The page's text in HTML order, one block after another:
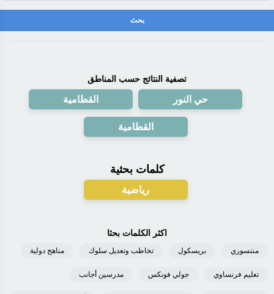
تصفية النتائج حسب المناطق
حي النور القطامية
القطامية
كلمات بحثية
رياضية
اكثر الكلمات بحثا
منتسوري بريسكول تخاطب وتعديل سلوك مناهج دولية
تعليم فرنساوي جولي فونكس مدرسين أجانب